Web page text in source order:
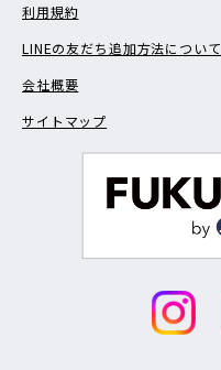
利用規約
LINEの友だち追加方法について
会社概要
サイトマップ